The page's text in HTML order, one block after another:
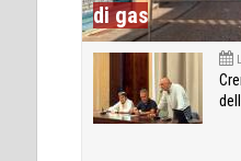
di gas